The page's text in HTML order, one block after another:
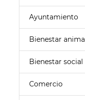
Ayuntamiento
Bienestar animal
Bienestar social
Comercio